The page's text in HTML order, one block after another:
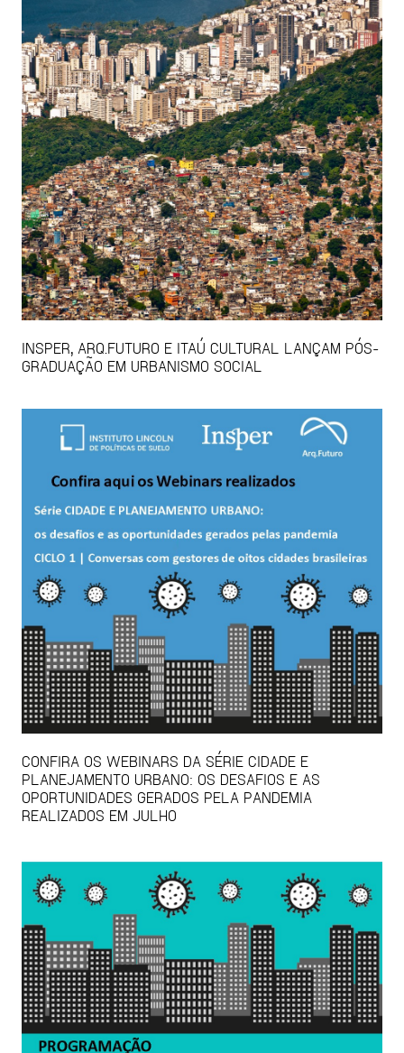
INSPER, ARQ.FUTURO E ITAÚ CULTURAL LANÇAM PÓS-
GRADUAÇÃO EM URBANISMO SOCIAL
CONFIRA OS WEBINARS DA SÉRIE CIDADE E
PLANEJAMENTO URBANO: OS DESAFIOS E AS
OPORTUNIDADES GERADOS PELA PANDEMIA
REALIZADOS EM JULHO